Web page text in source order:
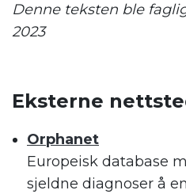
Denne teksten ble
2023
Eksterne
Orphanet
Europeisk database
sjeldne diagnoser å